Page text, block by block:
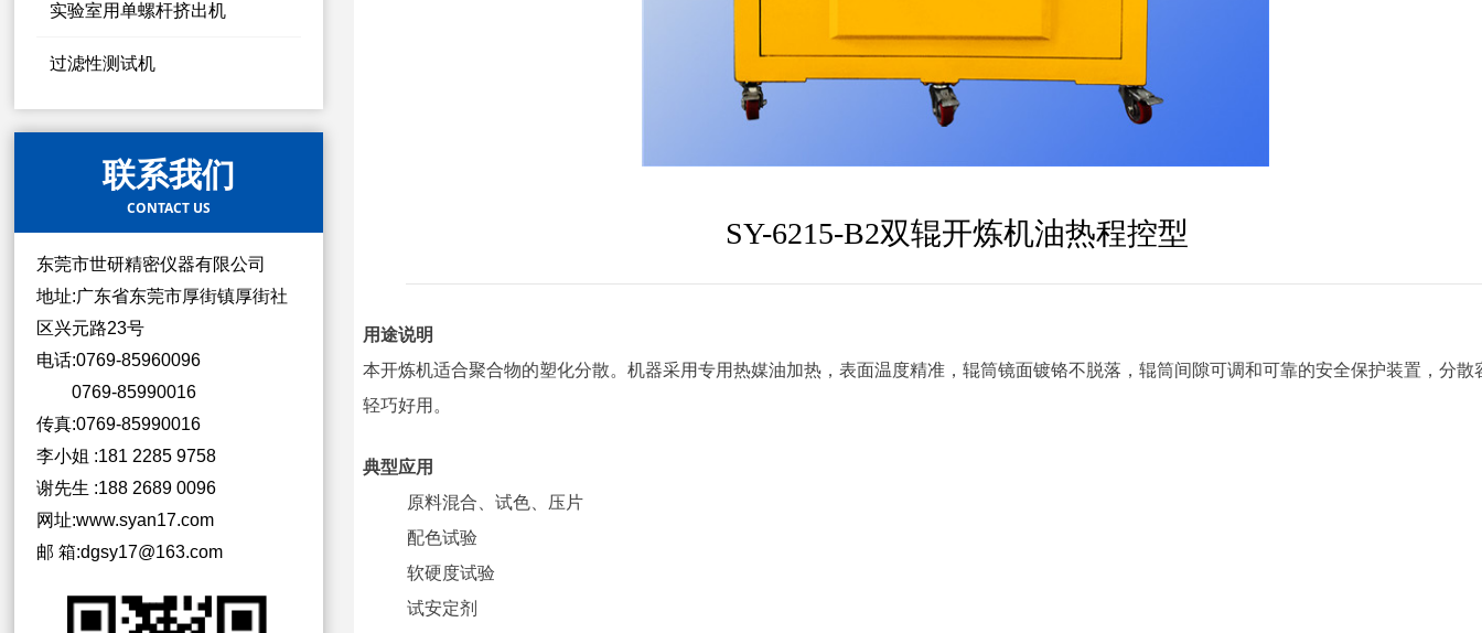
用途说明
本开炼机适合聚合物的塑化分散。机器采用专用热媒油加热，表面温度精准，辊筒镜面镀铬不脱落，辊筒间隙可调和可靠的安全保护装置，分散
轻巧好用。
典型应用
原料混合、试色、压片
配色试验
软硬度试验
试安定剂
SY-6215-B2双辊开炼机油热程控型
实验室用单螺杆挤出机
过滤性测试机
东莞市世研精密仪器有限公司
地址:广东省东莞市厚街镇厚街社
区兴元路23号
电话:0769-85960096
0769-85990016
传真:0769-85990016
李小姐 :181 2285 9758
谢先生 :188 2689 0096
网址:www.syan17.com
邮 箱:dgsy17@163.com
联系我们
CONTACT US